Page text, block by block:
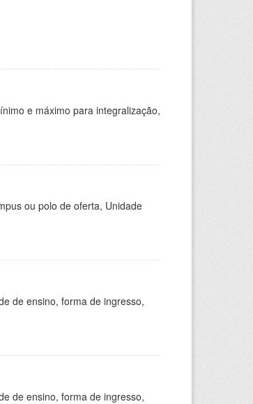
e máximo para integralização,
ou polo de oferta, Unidade
de ensino, forma de ingresso,
de ensino, forma de ingresso,